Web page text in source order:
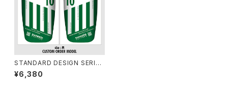
STANDARD DESIGN SERIES
[STRIPE MOS GREEN]
¥6,380